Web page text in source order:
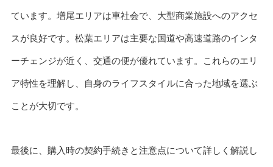
ています。増尾エリアは車社会で、大型商業施設へのアクセ
スが良好です。松葉エリアは主要な国道や高速道路のインタ
ーチェンジが近く、交通の便が優れています。これらのエリ
ア特性を理解し、自身のライフスタイルに合った地域を選ぶ
ことが大切です。
最後に、購入時の契約手続きと注意点について詳しく解説し